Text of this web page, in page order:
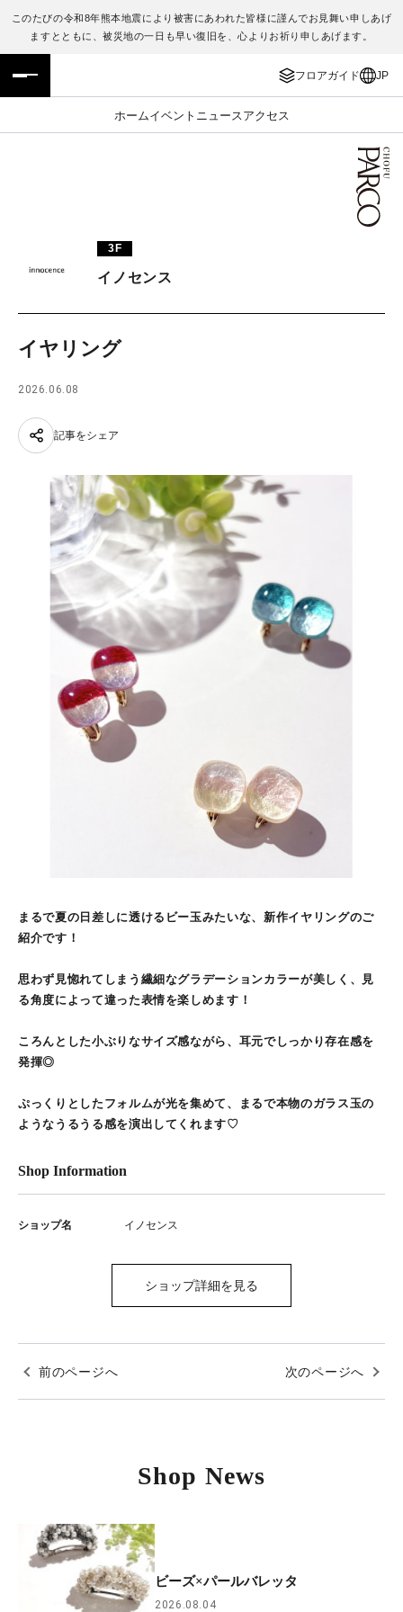
このたびの令和8年熊本地震により被害にあわれた皆様に謹んでお見舞い申しあげ
ますとともに、被災地の一日も早い復旧を、心よりお祈り申しあげます。
フロアガイド JP
ホームイベント ニュース アクセス
フロアガイド
施設案内・アクセス
TAX FREE
ENGLISH
繁体字
日本語
3F
イノセンス
イヤリング
2026.06.08
記事をシェア
まるで夏の日差しに透けるビー玉みたいな、新作イヤリングのご
紹介です！
思わず見惚れてしまう繊細なグラデーションカラーが美しく、見
る角度によって違った表情を楽しめます！
ころんとした小ぶりなサイズ感ながら、耳元でしっかり存在感を
発揮◎
ぷっくりとしたフォルムが光を集めて、まるで本物のガラス玉の
ようなうるうる感を演出してくれます♡
Shop Information
ショップ名 イノセンス
ショップ詳細を見る
前のページへ 次のページへ
Shop News
ビーズ×パールバレッタ
2026.08.04